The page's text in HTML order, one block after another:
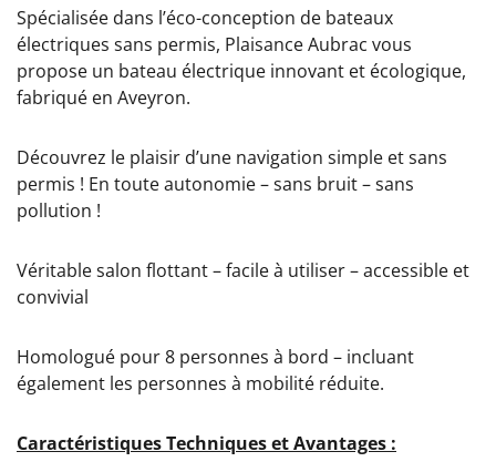
Spécialisée dans l’éco-conception de bateaux
électriques sans permis, Plaisance Aubrac vous
propose un bateau électrique innovant et écologique,
fabriqué en Aveyron.
Découvrez le plaisir d’une navigation simple et sans
permis ! En toute autonomie – sans bruit – sans
pollution !
Véritable salon flottant – facile à utiliser – accessible et
convivial
Homologué pour 8 personnes à bord – incluant
également les personnes à mobilité réduite.
Caractéristiques Techniques et Avantages :